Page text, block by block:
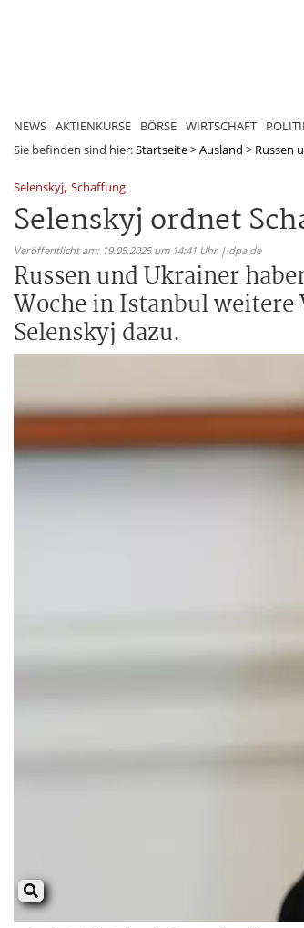
NEWS AKTIENKURSE BÖRSE WIRTSCHAFT
Sie befinden sind hier:Startseite>Ausland > Russen
Selenskyj, Schaffung
Selenskyj ordnet
Veröffentlicht am: 19.05.2025 um 14:41 Uhr | dpa.de
Russen und Ukrainer
Woche in Istanbul
Selenskyj dazu.